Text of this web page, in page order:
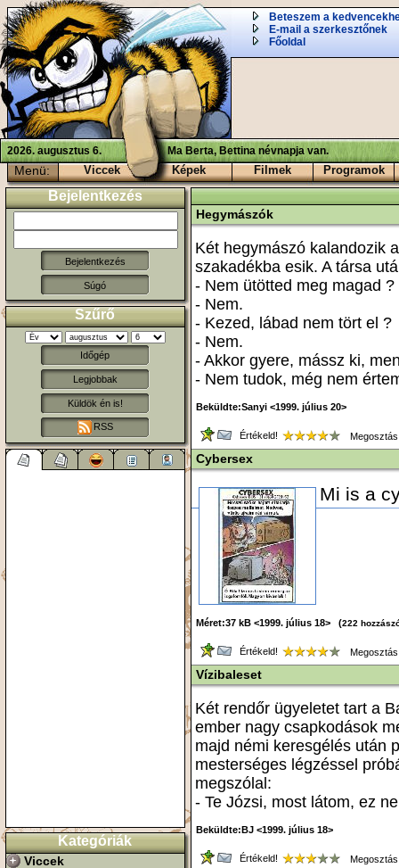
Beteszem a
E-mail a szerkesztőnek
Főoldal
2026. augusztus 6. Ma Berta, Bettina névnapja van.
Menü: Viccek Képek Filmek Programok
Bejelentkezés
Súgó
Szűrő
Időgép
Legjobbak
Küldök én is!
RSS
Kategóriák
Viccek
Hegymászók
Két hegymászó kalandozik
szakadékba esik. A társa
- Nem ütötted meg magad ?
- Nem.
- Kezed, lábad nem tört el ?
- Nem.
- Akkor gyere, mássz ki,
- Nem tudok, még nem
Beküldte:Sanyi <1999. július 20>
Értékeld!
Cybersex
Mi is a
Méret:37 kB <1999. július 18> (222
Értékeld!
Vízibaleset
Két rendőr ügyeletet tart a
ember nagy csapkodások
majd némi keresgélés után
mesterséges légzéssel
megszólal:
- Te Józsi, most látom, ez
Beküldte:BJ <1999. július 18>
Értékeld!